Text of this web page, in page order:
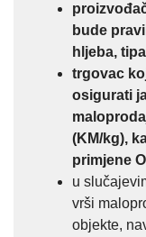
bude
hljeba,
trgovac
osigurati
(KM/kg),
primjene
u
vrši
objekte,